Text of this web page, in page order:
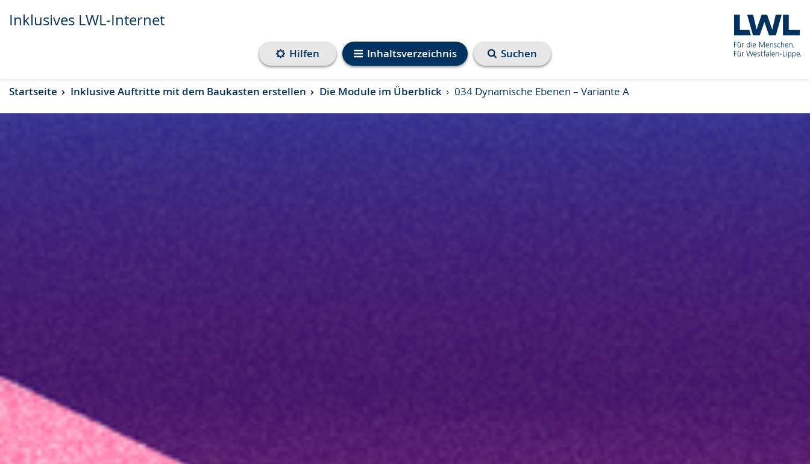
Transkript anzeigen
Abspielen
Pausieren
Inklusives LWL-Internet
Inhaltsverzeichnis
Hilfen Suchen
Startseite Inklusive Auftritte mit dem Baukasten erstellen Die Module im Überblick 034 Dynamische Ebenen – Variante A